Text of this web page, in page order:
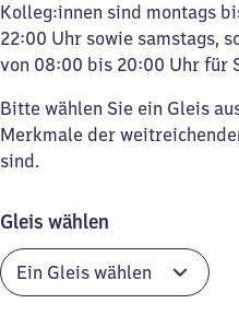
Kolleg:innen sind montags
22:00 Uhr sowie samstags,
von 08:00 bis 20:00 Uhr für
Bitte wählen Sie ein Gleis
Merkmale der
sind.
Gleis wählen